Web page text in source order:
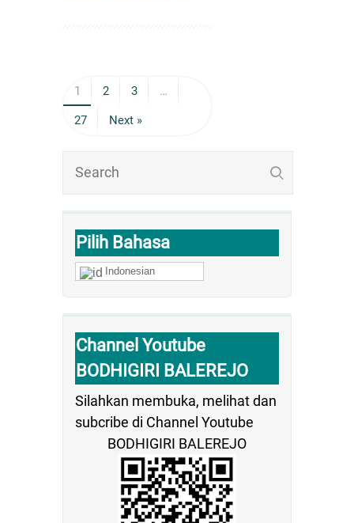
1 2 3 …
27 Next »
Pilih Bahasa
Indonesian
Channel Youtube
BODHIGIRI BALEREJO
Silahkan membuka, melihat dan
subcribe di Channel Youtube
BODHIGIRI BALEREJO